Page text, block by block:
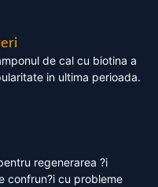
de cal cu biotina a
in ultima perioada.
regenerarea ?i
confrun?i cu probleme